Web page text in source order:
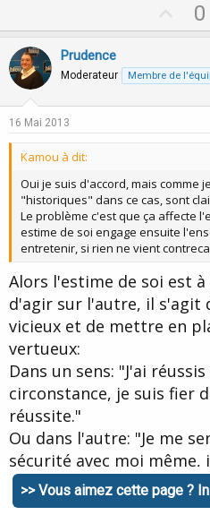
p
o
0
Prudence
Moderateur Membre de
16 Mai 2013
Kamou à dit:
Oui je suis d'accord, mais comme
"historiques" dans ce cas, sont
Le problème c'est que ça affecte
estime de soi engage ensuite
entretenir, si rien ne vient
Alors l'estime de soi est
d'agir sur l'autre, il s'agit
vicieux et de mettre en
vertueux:
Dans un sens: "J'ai
circonstance, je suis fier
réussite."
Ou dans l'autre: "Je me
sécurité avec moi même,
risque d’échouer
et que je m'aimerai
>> Vous aimez cette page ?